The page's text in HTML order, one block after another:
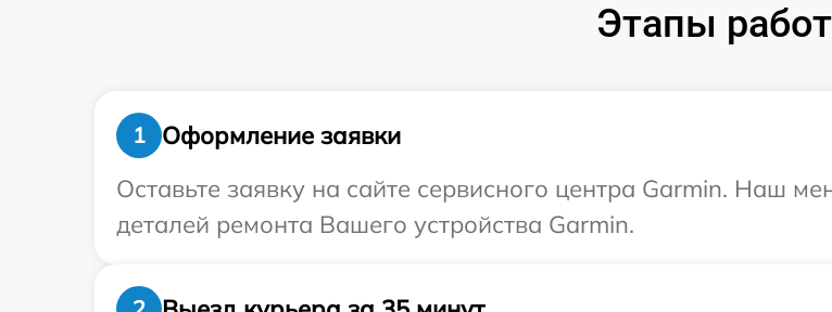
Этапы
1
Оформление заявки
Оставьте заявку на сайте сервисного центра Garmin. Наш
деталей ремонта Вашего устройства Garmin.